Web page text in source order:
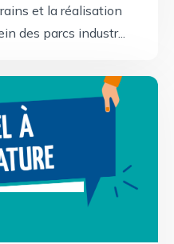
et la réalisation
des parcs industr...